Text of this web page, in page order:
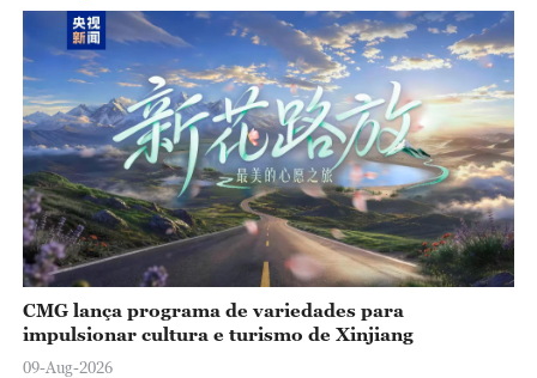
CMG lança programa de variedades para
impulsionar cultura e turismo de Xinjiang
09-Aug-2026